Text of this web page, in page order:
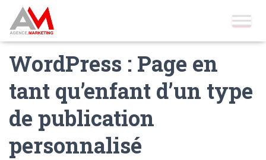
Accueil Blog
d’un type de publication personnalisé
WordPress : Page en
tant qu’enfant d’un type
de publication
personnalisé